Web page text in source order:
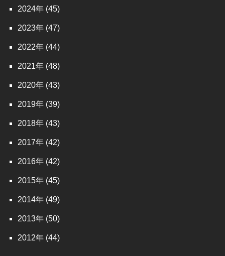
2024 (45)
2023 (47)
2022 (44)
2021 (48)
2020 (43)
2019 (39)
2018 (43)
2017 (42)
2016 (42)
2015 (45)
2014 (49)
2013 (50)
2012 (44)